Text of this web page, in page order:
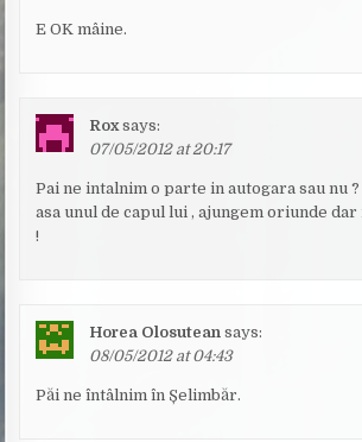
E OK mâine.
Rox says:
07/05/2012 at 20:17
Pai ne intalnim o parte in autogara sau nu ?
asa unul de capul lui , ajungem oriunde dar
!
Horea Olosutean says:
08/05/2012 at 04:43
Păi ne întâlnim în Șelimbăr.